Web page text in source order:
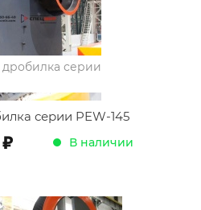
серии
серии PEW-145
; В наличии